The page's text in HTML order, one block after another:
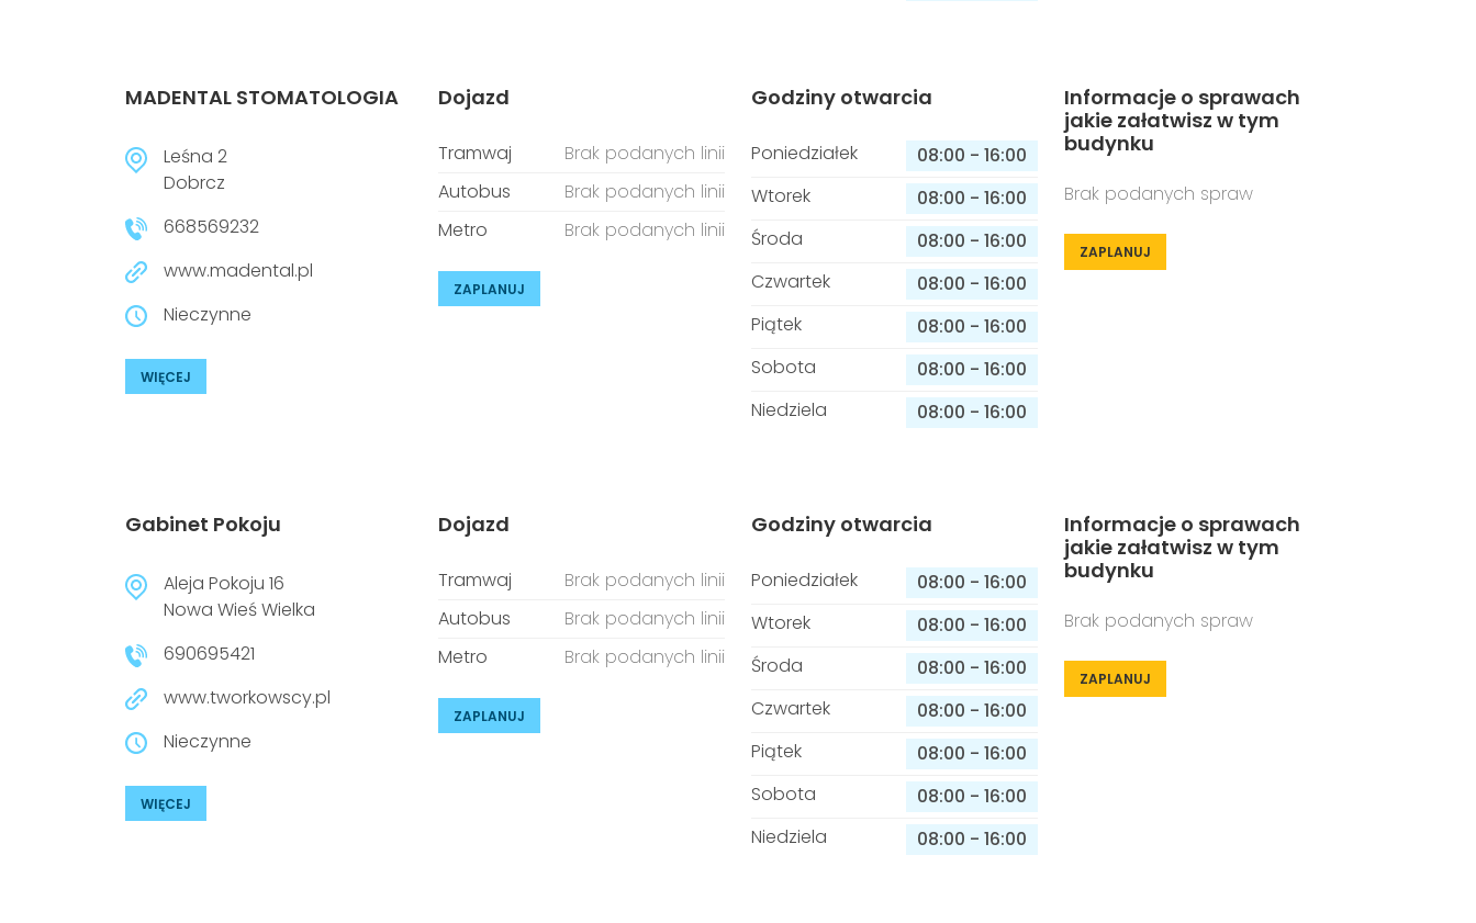
MADENTAL STOMATOLOGIA
Leśna 2
Dobrcz
668569232
www.madental.pl
Nieczynne
WIĘCEJ
Dojazd
Tramwaj
Brak podanych linii
Autobus
Brak podanych linii
Metro
Brak podanych linii
ZAPLANUJ
Godziny otwarcia
Poniedziałek 08:00 - 16:00
Wtorek
08:00 - 16:00
Środa
08:00 - 16:00
Czwartek
08:00 - 16:00
Piątek
08:00 - 16:00
Sobota
08:00 - 16:00
Niedziela
08:00 - 16:00
Informacje o sprawach
jakie załatwisz w tym
budynku
Brak podanych spraw
ZAPLANUJ
Gabinet Pokoju
Aleja Pokoju 16
Nowa Wieś Wielka
690695421
www.tworkowscy.pl
Nieczynne
WIĘCEJ
Dojazd
Tramwaj
Brak podanych linii
Autobus
Brak podanych linii
Metro
Brak podanych linii
ZAPLANUJ
Godziny otwarcia
Poniedziałek 08:00 - 16:00
Wtorek
08:00 - 16:00
Środa
08:00 - 16:00
Czwartek
08:00 - 16:00
Piątek
08:00 - 16:00
Sobota
08:00 - 16:00
Niedziela
08:00 - 16:00
Informacje o sprawach
jakie załatwisz w tym
budynku
Brak podanych spraw
ZAPLANUJ